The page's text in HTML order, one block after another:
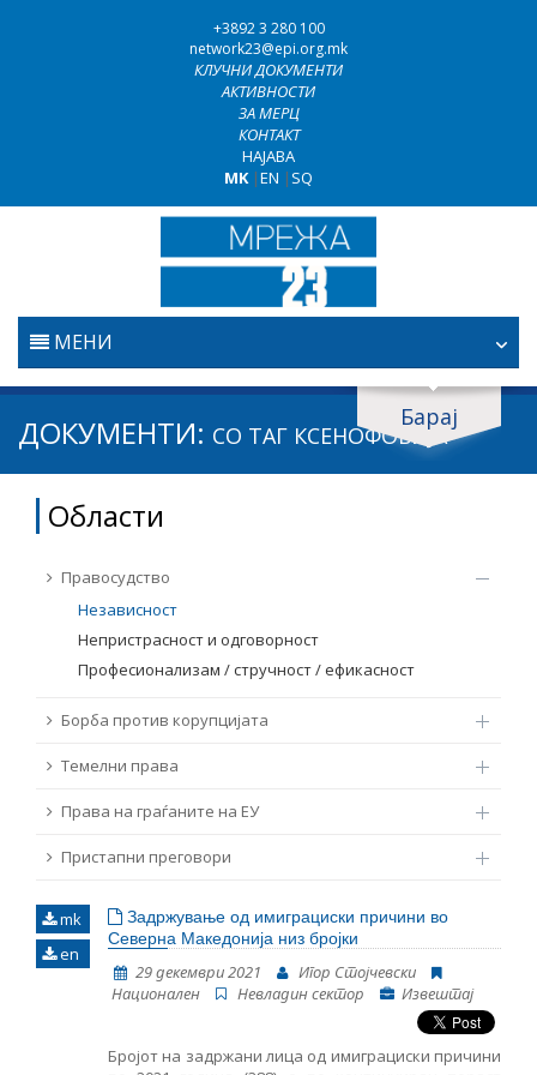
+3892 3 280 100
network23@epi.org.mk
КЛУЧНИ ДОКУМЕНТИ
АКТИВНОСТИ
ЗА МЕРЦ
КОНТАКТ
НАЈАВА
MK|EN | SQ
МЕНИ
ПОЧЕТНА
ПРАВОСУДСТВО
БОРБА ПРОТИВ КОРУПЦИЈАТА
ТЕМЕЛНИ ПРАВА
ПРИСТАПНИ ПРЕГОВОРИ
Барај
Барај документи
Област / подрачје
Извор
Под-извор
Таг
Од Мрежа 23
Датум на објавување
ДОКУМЕНТИ: СО ТАГ КСЕНОФОБИЈА
Области
Правосудство
Независност
Непристрасност и одговорност
Професионализам / стручност / ефикасност
Борба против корупцијата
Темелни права
Права на граѓаните на ЕУ
Пристапни преговори
mk
en
Задржување од имиграциски причини во
Северна Македонија низ бројки
29 декември 2021
Игор Стојчевски
Национален
Невладин сектор Извештај
Бројот на задржани лица од имиграциски причини